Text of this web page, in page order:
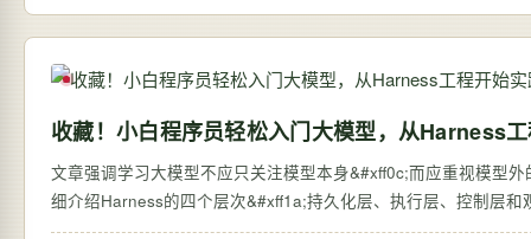
收藏！小白程序员轻松入门大模型，从Harness
文章强调学习大模型不应只关注模型本身&#xff0c;而应重视模型
细介绍Harness的四个层次&#xff1a;持久化层、执行层、控制层